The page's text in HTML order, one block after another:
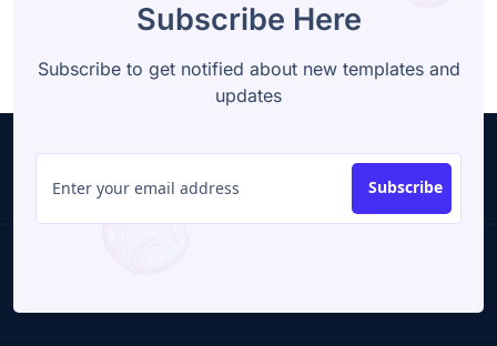
Subscribe Here
Subscribe to get notified about new templates and
updates
Subscribe